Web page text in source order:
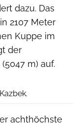
dazu. Das
2107 Meter
Kuppe im
der
m) auf.
achthöchste